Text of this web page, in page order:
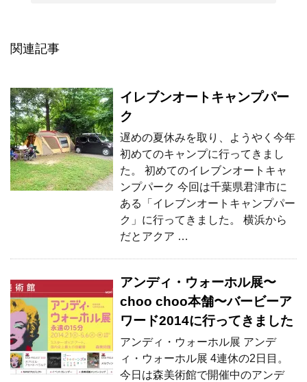
関連記事
イレブンオートキャンプパー
ク
遅めの夏休みを取り、ようやく今年
初めてのキャンプに行ってきまし
た。 初めてのイレブンオートキャ
ンプパーク 今回は千葉県君津市に
ある「イレブンオートキャンプパー
ク」に行ってきました。 横浜から
だとアクア …
アンディ・ウォーホル展〜
choo choo本舗〜バービーア
ワード2014に行ってきました
アンディ・ウォーホル展 アンデ
ィ・ウォーホル展 4連休の2日目。
今日は森美術館で開催中のアンデ